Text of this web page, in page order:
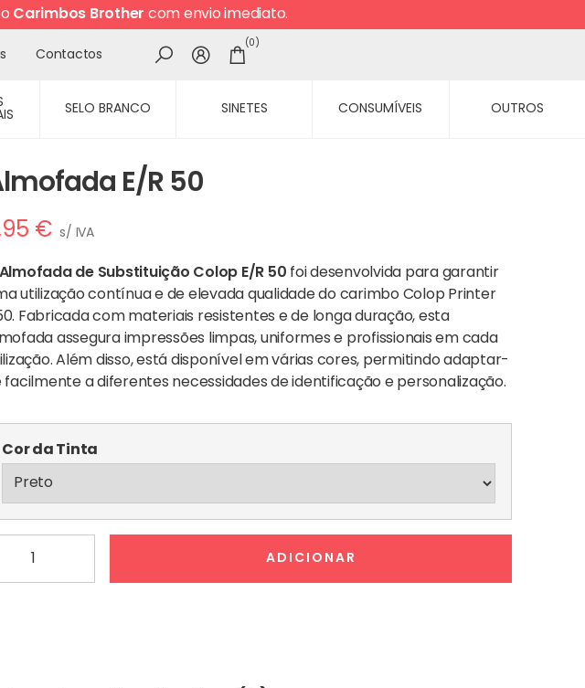
Carimbos Brother com envio imediato.
Contactos
0
SELO BRANCO SINETES CONSUMÍVEIS OUTROS
E/R 50
€ s/ IVA
Almofada de Substituição Colop E/R 50 foi desenvolvida para garantir
utilização contínua e de elevada qualidade do carimbo Colop Printer
. Fabricada com materiais resistentes e de longa duração, esta
assegura impressões limpas, uniformes e profissionais em cada
Além disso, está disponível em várias cores, permitindo adaptar-
facilmente a diferentes necessidades de identificação e personalização.
Cor da Tinta
ADICIONAR